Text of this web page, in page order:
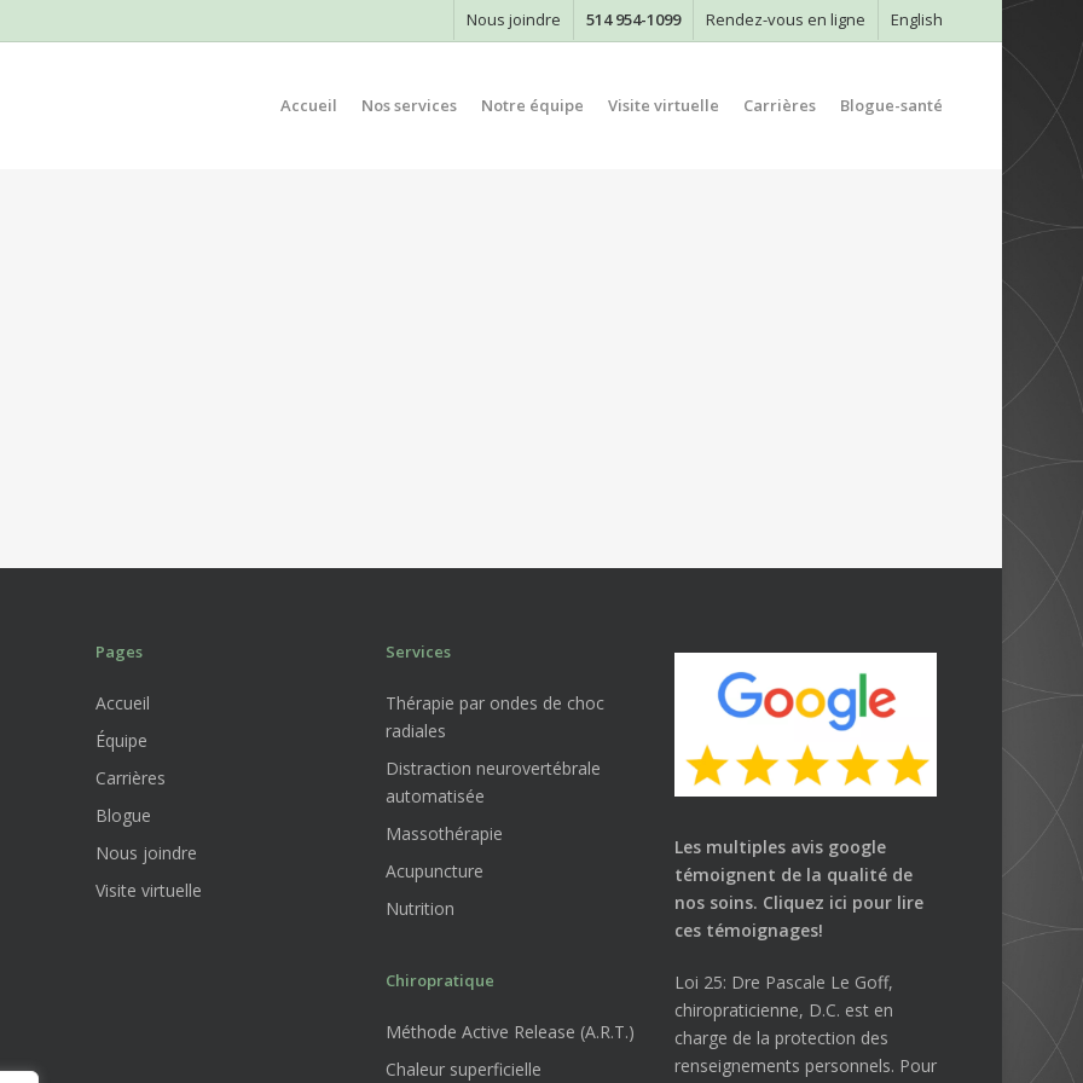
Nous joindre 514 954-1099 Rendez-vous en ligne English
Accueil Nos services Notre équipe Visite virtuelle Carrières Blogue-santé
Pages
Accueil
Équipe
Carrières
Blogue
Nous joindre
Visite virtuelle
Services
Thérapie par ondes de choc
radiales
Distraction neurovertébrale
automatisée
Massothérapie
Acupuncture
Nutrition
Chiropratique
Méthode Active Release (A.R.T.)
Chaleur superficielle
Les multiples avis google
témoignent de la qualité de
nos soins. Cliquez ici pour lire
ces témoignages!
Loi 25: Dre Pascale Le Goff,
chiropraticienne, D.C. est en
charge de la protection des
renseignements personnels. Pour